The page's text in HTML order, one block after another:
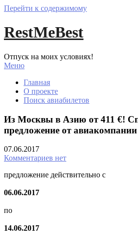
Перейти к содержимому
RestMeBest
Отпуск на моих условиях!
Меню
Главная
О проекте
Поиск авиабилетов
Из Москвы в Азию от 411 €!
предложение от
07.06.2017
Комментариев нет
предложение действительно с
06.06.2017
по
14.06.2017